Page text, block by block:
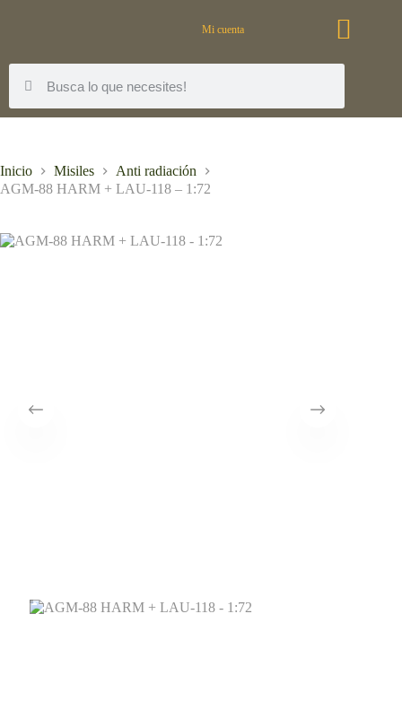
Mi cuenta
Inicio Misiles
Anti radiación
AGM-88 HARM + LAU-118 – 1:72